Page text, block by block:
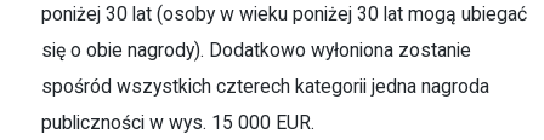
poniżej 30 lat (osoby w wieku poniżej 30 lat mogą ubiegać
się o obie nagrody). Dodatkowo wyłoniona zostanie
spośród wszystkich czterech kategorii jedna nagroda
publiczności w wys. 15 000 EUR.